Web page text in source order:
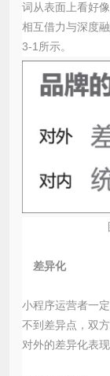
词从表面上看好
相互借力与深度
3-1所示。
差异化
小程序运营者一
不到差异点，双
对外的差异化表